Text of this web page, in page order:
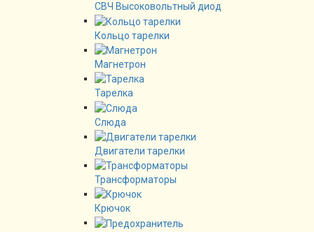
СВЧ Высоковольтный диод
Кольцо тарелки
Магнетрон
Тарелка
Слюда
Двигатели тарелки
Трансформаторы
Крючок